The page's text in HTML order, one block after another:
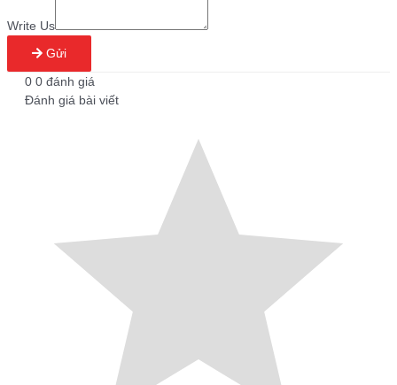
Write Us
Gửi
0 0 đánh giá
Đánh giá bài viết